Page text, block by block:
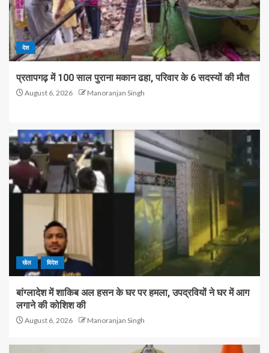
देश
प्रतापगढ़ में 100 साल पुराना मकान ढहा, परिवार के 6 सदस्यों की मौत
August 6, 2026 Manoranjan Singh
खेल विदेश
बांग्लादेश में शाकिब अल हसन के घर पर हमला, उपद्रवियों ने घर में आग
लगाने की कोशिश की
August 6, 2026 Manoranjan Singh